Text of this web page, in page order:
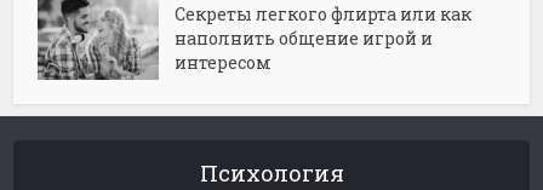
Секреты легкого флирта или как
наполнить общение игрой и
интересом
Психология